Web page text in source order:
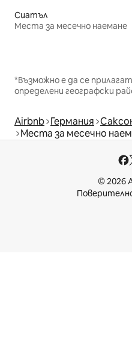
Сиатъл
Места за месечно наемане
*Възможно е да се
определени географски
Airbnb Германия
Места за месечно
© 2026